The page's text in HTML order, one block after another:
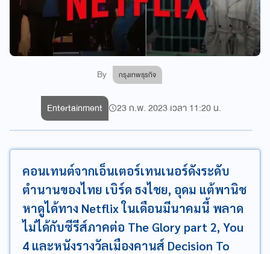
By กรุงเทพธุรกิจ
Entertainment 23 ก.พ. 2023 เวลา 11:20 น.
คอนเทนต์จากเอ็นเตอร์เทนเนอร์ดังระดับ
ตำนานของไทย เบิร์ด ธงไชย, อุดม แต้พานิช
หาดูได้ทาง Netflix ในเดือนมีนาคมนี้ พลาด
ไม่ได้กับซีรีส์ภาคต่อ The Glory part 2, You
4 และหนังรางวัลเมืองคานส์ ​Decision To